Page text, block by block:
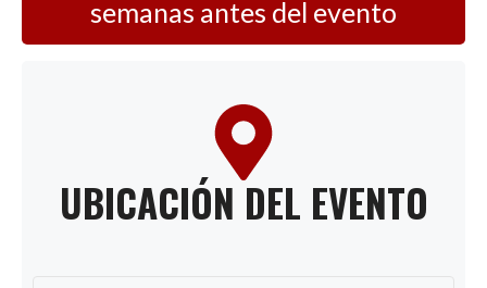
semanas antes del evento
UBICACIÓN DEL EVENTO